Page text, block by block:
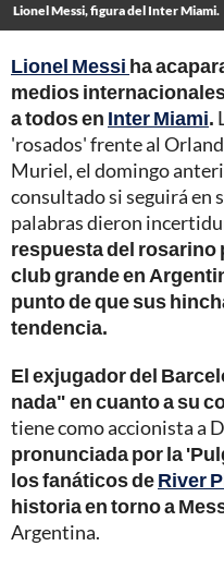
Lionel Messi, figura del Inter Miami.
Lionel Messi ha
medios
a todos en Inter Miami.
'rosados' frente al
Muriel, el domingo
consultado si seguirá en
palabras dieron
respuesta del rosarino
club grande en
punto de que sus
tendencia.
El exjugador del
nada" en cuanto a su
tiene como accionista a
pronunciada por la
los fanáticos deRiver
historia en torno a
Argentina.